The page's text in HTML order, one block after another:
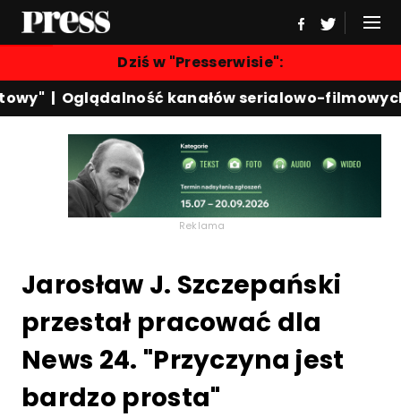
Dziś w "Presserwisie":
|Oglądalność kanałów serialowo-filmowych|
Reklama
Jarosław J. Szczepański
przestał pracować dla
News 24. "Przyczyna jest
bardzo prosta"